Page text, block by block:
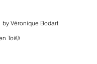
Véronique Bodart
Toi©